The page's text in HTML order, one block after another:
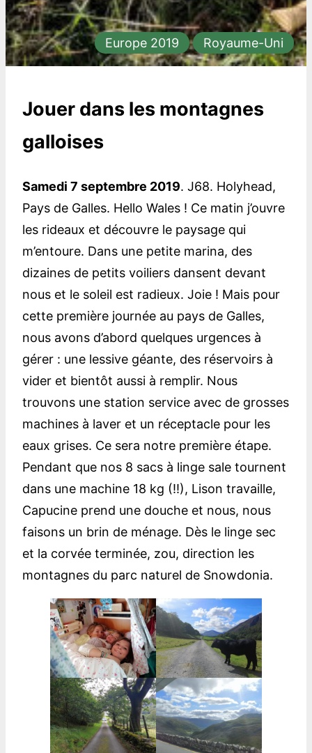
Europe 2019 Royaume-Uni
Jouer dans les montagnes
galloises
Samedi 7 septembre 2019. J68. Holyhead,
Pays de Galles. Hello Wales ! Ce matin j’ouvre
les rideaux et découvre le paysage qui
m’entoure. Dans une petite marina, des
dizaines de petits voiliers dansent devant
nous et le soleil est radieux. Joie ! Mais pour
cette première journée au pays de Galles,
nous avons d’abord quelques urgences à
gérer : une lessive géante, des réservoirs à
vider et bientôt aussi à remplir. Nous
trouvons une station service avec de grosses
machines à laver et un réceptacle pour les
eaux grises. Ce sera notre première étape.
Pendant que nos 8 sacs à linge sale tournent
dans une machine 18 kg (!!), Lison travaille,
Capucine prend une douche et nous, nous
faisons un brin de ménage. Dès le linge sec
et la corvée terminée, zou, direction les
montagnes du parc naturel de Snowdonia.